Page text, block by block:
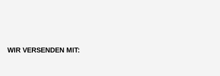
WIR VERSENDEN MIT: